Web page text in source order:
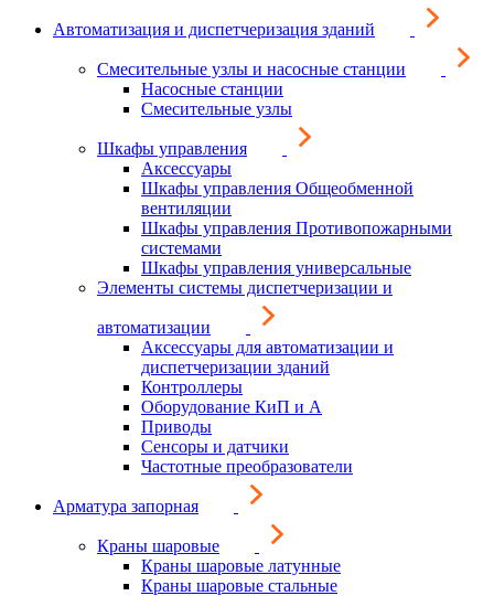
Автоматизация и диспетчеризация зданий
Смесительные узлы и насосные станции
Насосные станции
Смесительные узлы
Шкафы управления
Аксессуары
Шкафы управления Общеобменной
вентиляции
Шкафы управления Противопожарными
системами
Шкафы управления универсальные
Элементы системы диспетчеризации и
автоматизации
Аксессуары для автоматизации и
диспетчеризации зданий
Контроллеры
Оборудование КиП и А
Приводы
Сенсоры и датчики
Частотные преобразователи
Арматура запорная
Краны шаровые
Краны шаровые латунные
Краны шаровые стальные